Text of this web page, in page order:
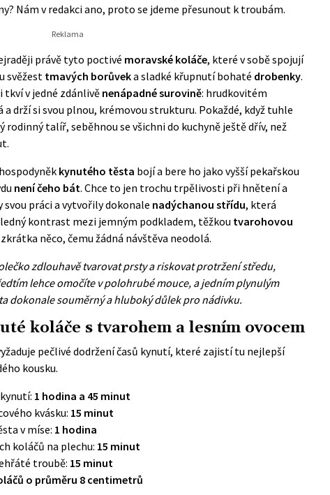
Nám v redakci ano, proto se jdeme přesunout k troubám.
právě tyto poctivé moravské koláče, které v sobě spojují
svěžest tmavých borůveka sladké křupnutí bohaté drobenky.
tkví v jedné zdánlivě nenápadné surovině: hrudkovitém
a drží si svou plnou, krémovou strukturu. Pokaždé, když tuhle
rodinný talíř, seběhnou se všichni do kuchyně ještě dřív, než
kynutého těsta bojí a bere ho jako vyšší pekařskou
není čeho bát. Chce to jen trochu trpělivosti při hnětení a
svou práci a vytvořily dokonale nadýchanou střídu, která
kontrast mezi jemným podkladem, těžkou tvarohovou
něco, čemu žádná návštěva neodolá.
zdlouhavě tvarovat prsty a riskovat protržení středu,
lehce omočíte v polohrubé mouce, a jedním plynulým
dokonale souměrný a hluboký důlek pro nádivku.
koláče s tvarohem a lesním ovocem
pečlivé dodržení časů kynutí, které zajistí tu nejlepší
kousku.
1 hodina a 45 minut
kvásku: 15 minut
v míse: 1 hodina
koláčů na plechu: 15 minut
troubě: 15 minut
o průměru 8 centimetrů